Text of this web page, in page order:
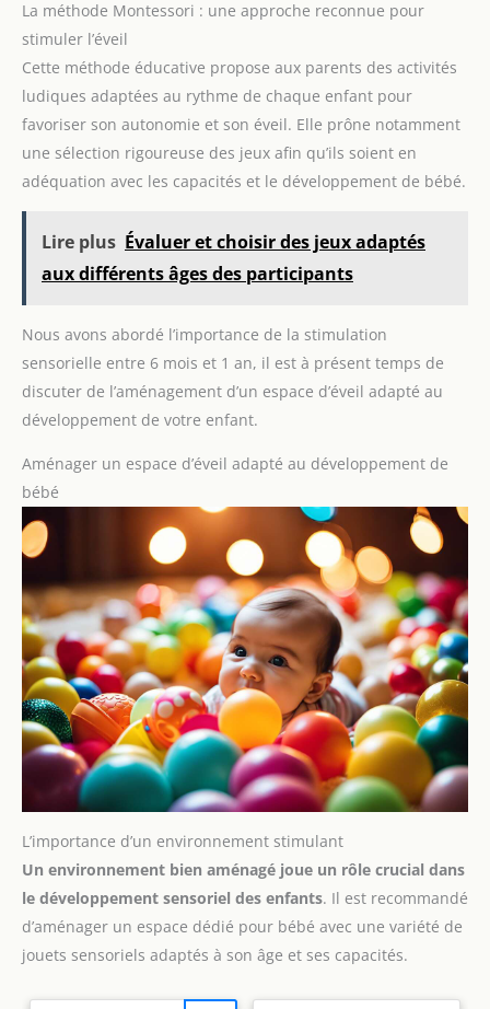
sûr et Portable 】Fabriqué à
partir de matériaux non
en peluche est doux et sans
nettoyer, compact et portable,
il est idéal à la fois pour les
jeux à la maison et les
divertissements en
Cadeau pour Enfant 1 2 3 ans
et dansant en forme de crabe
est un cadeau merveilleux
pour les fêtes, anniversaires et
occasions spéciales. Il offre un
d'éveil sensoriel, faisant de lui
pour les jeunes enfants, ou un
excellent cadeau de naissance,
offrant des heures de plaisir
sans écran.
allumés pour apprendre les lettres, les nombres et ses
premiers mots. La poignée est idéale pour transporter le jeu
La méthode Montessori : une approche reconnue pour
stimuler l’éveil
Cette méthode éducative propose aux parents des activités
ludiques adaptées au rythme de chaque enfant pour
favoriser son autonomie et son éveil. Elle prône notamment
une sélection rigoureuse des jeux afin qu’ils soient en
adéquation avec les capacités et le développement de bébé.
Lire plus Évaluer et choisir des jeux adaptés
aux différents âges des participants
Nous avons abordé l’importance de la stimulation
sensorielle entre 6 mois et 1 an, il est à présent temps de
discuter de l’aménagement d’un espace d’éveil adapté au
développement de votre enfant.
Aménager un espace d’éveil adapté au développement de
bébé
L’importance d’un environnement stimulant
Un environnement bien aménagé joue un rôle crucial dans
le développement sensoriel des enfants. Il est recommandé
d’aménager un espace dédié pour bébé avec une variété de
jouets sensoriels adaptés à son âge et ses capacités.